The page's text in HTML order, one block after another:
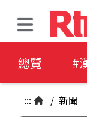
總覽 #
::: / 新聞